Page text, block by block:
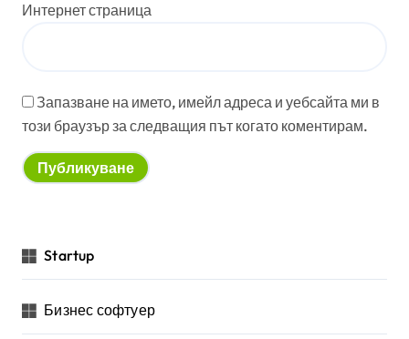
Интернет страница
Запазване на името, имейл адреса и уебсайта ми в
този браузър за следващия път когато коментирам.
Startup
Бизнес софтуер